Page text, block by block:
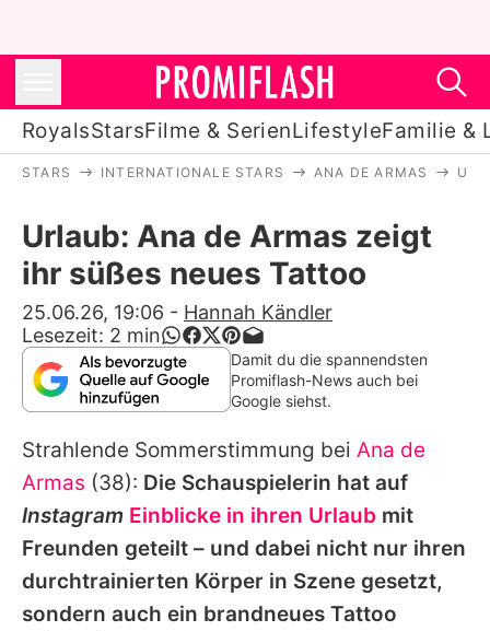
RoyalsStarsFilme & SerienLifestyleFamilie &
Stars
Filme & Serien
Lifestyle
Familie & Liebe
Alle Themen auf Promiflash
Jobs
App runterladen
STARS INTERNATIONALE STARS ANA DE ARMAS
Urlaub: Ana de Armas zeigt
ihr süßes neues Tattoo
25.06.26, 19:06 - Hannah Kändler
Lesezeit: 2 min
Damit du die spannendsten
Promiflash-News auch bei
Google siehst.
Strahlende Sommerstimmung bei Ana de
Armas (38): Die Schauspielerin hat auf
Instagram Einblicke in ihren Urlaub mit
Freunden geteilt – und dabei nicht nur ihren
durchtrainierten Körper in Szene gesetzt,
sondern auch ein brandneues Tattoo